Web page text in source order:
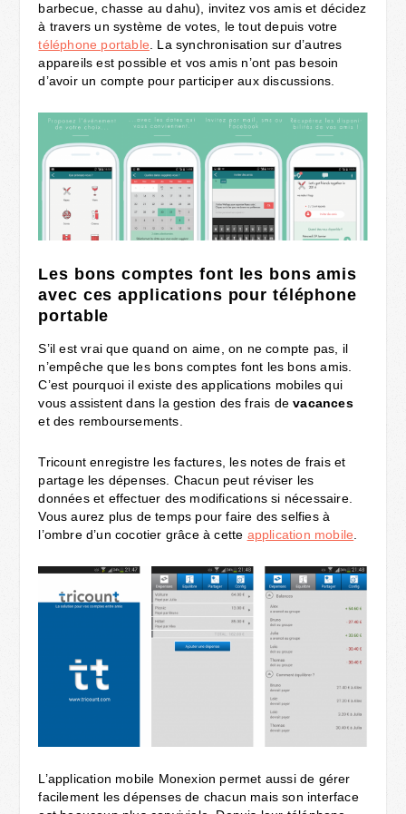
barbecue, chasse au dahu), invitez vos amis et décidez
à travers un système de votes, le tout depuis votre
téléphone portable. La synchronisation sur d’autres
appareils est possible et vos amis n’ont pas besoin
d’avoir un compte pour participer aux discussions.
Les bons comptes font les bons amis
avec ces applications pour téléphone
portable
S’il est vrai que quand on aime, on ne compte pas, il
n’empêche que les bons comptes font les bons amis.
C’est pourquoi il existe des applications mobiles qui
vous assistent dans la gestion des frais devacances
et des remboursements.
Tricount enregistre les factures, les notes de frais et
partage les dépenses. Chacun peut réviser les
données et effectuer des modifications si nécessaire.
Vous aurez plus de temps pour faire des selfies à
l’ombre d’un cocotier grâce à cette application mobile
L’application mobile Monexion permet aussi de gérer
facilement les dépenses de chacun mais son interface